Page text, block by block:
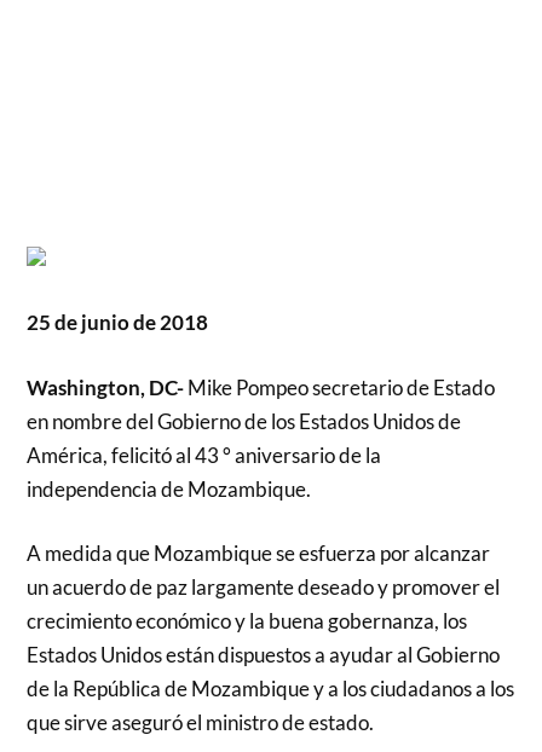
25 de junio de 2018
Washington, DC-Mike Pompeo secretario de Estado
en nombre del Gobierno de los Estados Unidos de
América, felicitó al 43 ° aniversario de la
independencia de Mozambique.
A medida que Mozambique se esfuerza por alcanzar
un acuerdo de paz largamente deseado y promover el
crecimiento económico y la buena gobernanza, los
Estados Unidos están dispuestos a ayudar al Gobierno
de la República de Mozambique y a los ciudadanos a los
que sirve aseguró el ministro de estado.